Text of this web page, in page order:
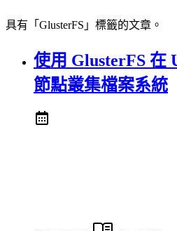
具有「GlusterFS」標籤的文章。
使用 GlusterFS 在
節點叢集檔案系統